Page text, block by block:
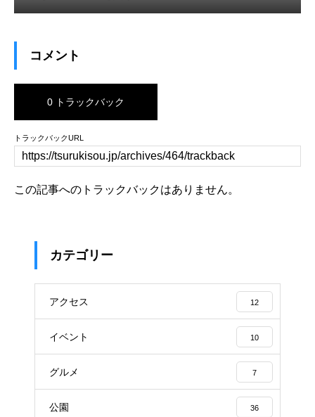
コメント
0 トラックバック
トラックバックURL
この記事へのトラックバックはありません。
カテゴリー
アクセス 12
イベント 10
グルメ 7
公園 36